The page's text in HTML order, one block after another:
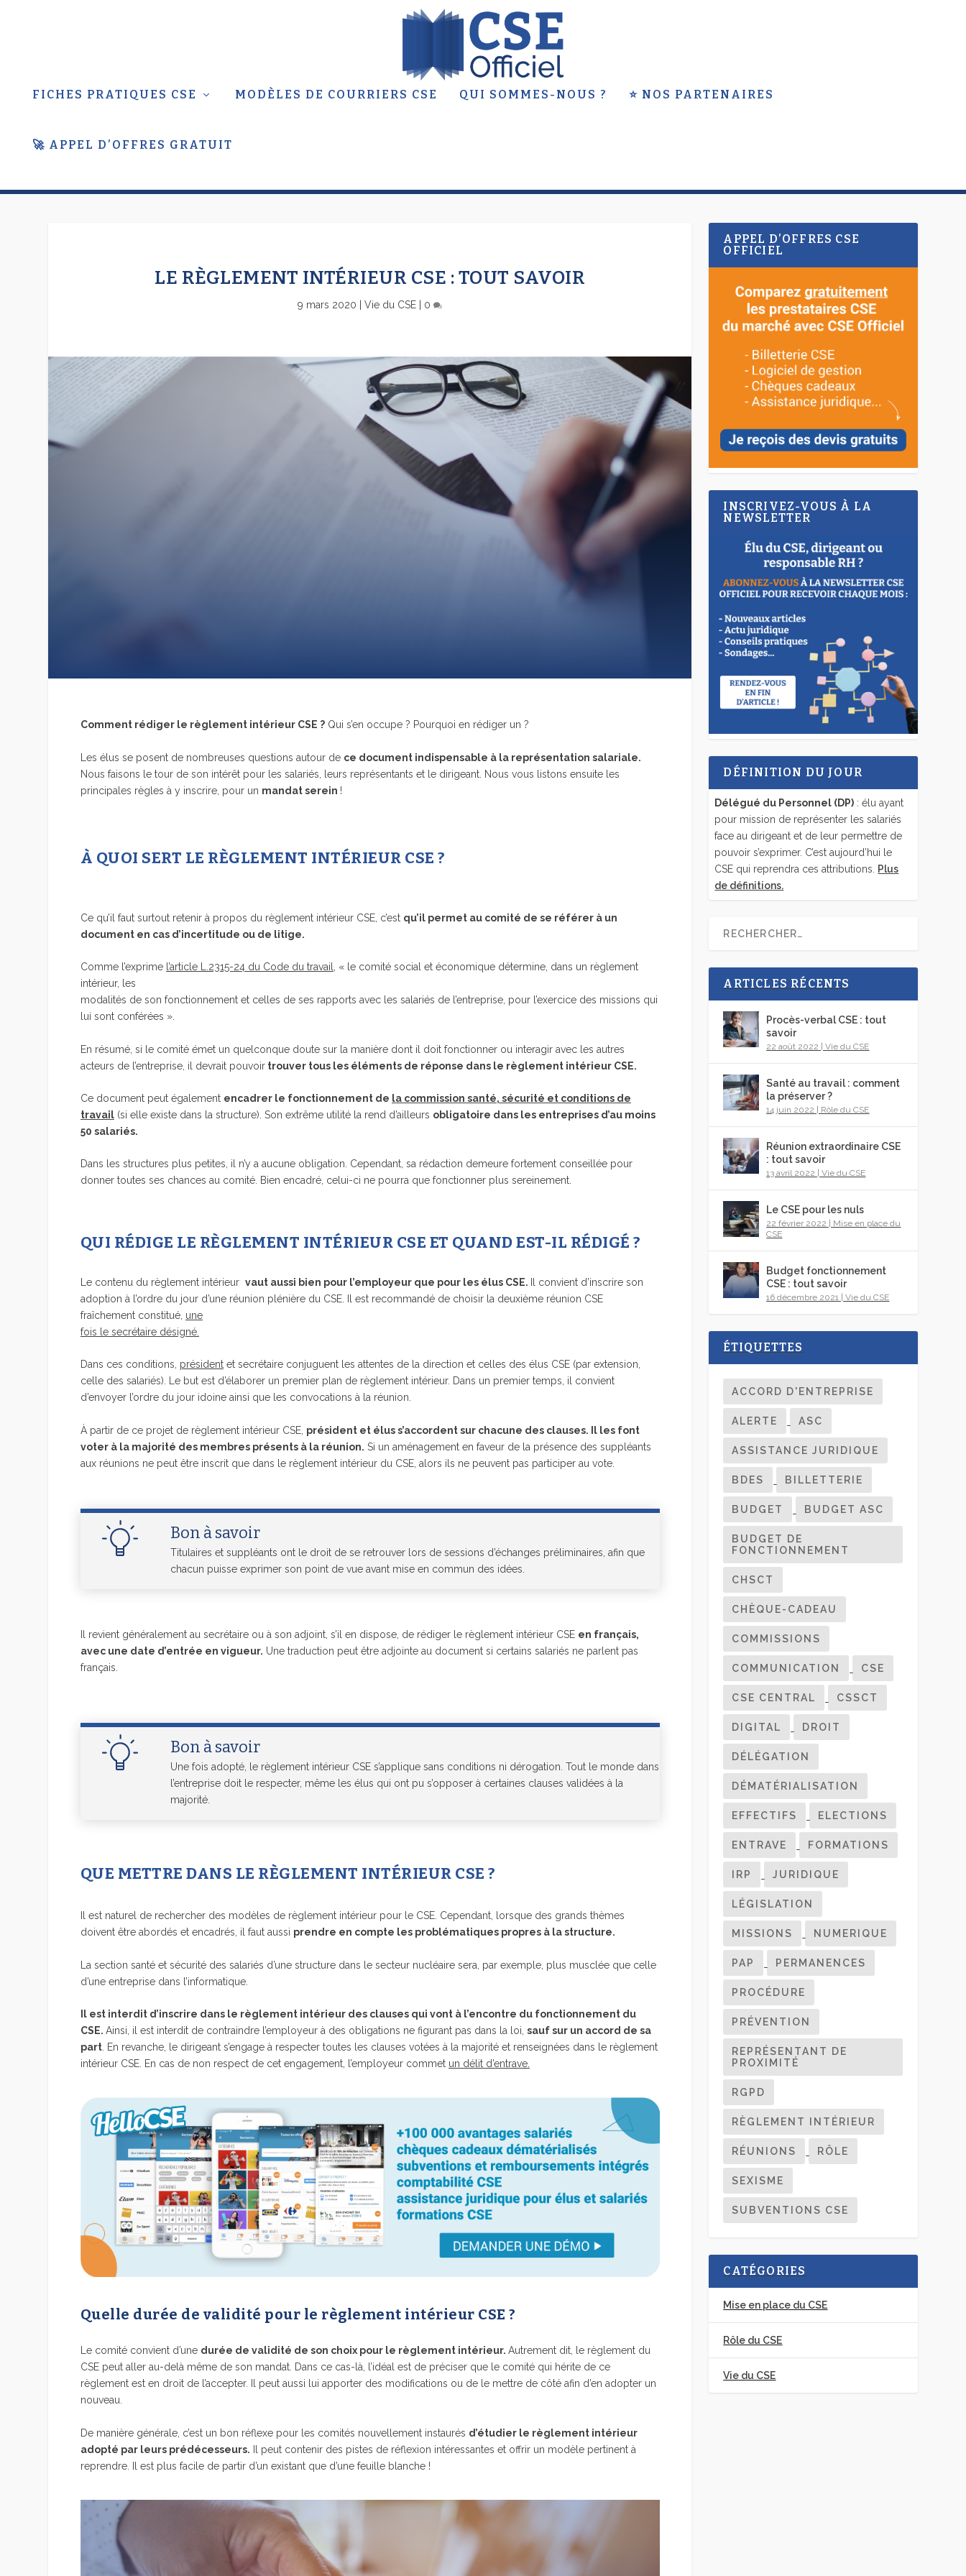
FICHES PRATIQUES CSE MODÈLES DE COURRIERS CSE QUI SOMMES-NOUS ? ⭐ NOS PARTENAIRES
🚀 APPEL D’OFFRES GRATUIT
LE RÈGLEMENT INTÉRIEUR CSE : TOUT SAVOIR
9 mars 2020 |Vie du CSE 0
Comment rédiger le règlement intérieur CSE ?Qui s’en occupe ? Pourquoi en rédiger un ?
Les élus se posent de nombreuses questions autour de ce document indispensable à la représentation salariale.
Nous faisons le tour de son intérêt pour les salariés, leurs représentants et le dirigeant. Nous vous listons ensuite les
principales règles à y inscrire, pour un mandat serein !
À QUOI SERT LE RÈGLEMENT INTÉRIEUR CSE ?
Ce qu’il faut surtout retenir à propos du règlement intérieur CSE, c’est qu’il permet au comité de se référer à un
document en cas d’incertitude ou de litige.
Comme l’exprime l’article L.2315-24 du Code du travail, « le comité social et économique détermine, dans un règlement
intérieur, les
modalités de son fonctionnement et celles de ses rapports avec les salariés de l’entreprise, pour l’exercice des missions qui
lui sont conférées ».
En résumé, si le comité émet un quelconque doute sur la manière dont il doit fonctionner ou interagir avec les autres
acteurs de l’entreprise, il devrait pouvoirtrouver tous les éléments de réponse dans le règlement intérieur CSE.
Ce document peut également encadrer le fonctionnement de la commission santé, sécurité et conditions de
travail(si elle existe dans la structure). Son extrême utilité la rend d’ailleurs obligatoire dans les entreprises d’au moins
50 salariés.
Dans les structures plus petites, il n’y a aucune obligation. Cependant, sa rédaction demeure fortement conseillée pour
donner toutes ses chances au comité. Bien encadré, celui-ci ne pourra que fonctionner plus sereinement.
QUI RÉDIGE LE RÈGLEMENT INTÉRIEUR CSE ET QUAND EST-IL RÉDIGÉ ?
Le contenu du règlement intérieur vaut aussi bien pour l’employeur que pour les élus CSE.
Il convient d’inscrire son
adoption à l’ordre du jour d’une réunion plénière du CSE. Il est recommandé de choisir la deuxième réunion CSE
fraîchement constitué, une
fois le secrétaire désigné.
Dans ces conditions, présidentet secrétaire conjuguent les attentes de la direction et celles des élus CSE (par extension,
celle des salariés). Le but est d’élaborer un premier plan de règlement intérieur. Dans un premier temps, il convient
d’envoyer l’ordre du jour idoine ainsi que les convocations à la réunion.
À partir de ce projet de règlement intérieur CSE, président et élus s’accordent sur chacune des clauses. Il les font
voter à la majorité des membres présents à la réunion. Si un aménagement en faveur de la présence des suppléants
aux réunions ne peut être inscrit que dans le règlement intérieur du CSE, alors ils ne peuvent pas participer au vote.
Bon à savoir
Titulaires et suppléants ont le droit de se retrouver lors de sessions d’échanges préliminaires, afin que
chacun puisse exprimer son point de vue avant mise en commun des idées.
Il revient généralement au secrétaire ou à son adjoint, s’il en dispose, de rédiger le règlement intérieur CSE en français,
avec une date d’entrée en vigueur. Une traduction peut être adjointe au document si certains salariés ne parlent pas
français.
Bon à savoir
Une fois adopté, le règlement intérieur CSE s’applique sans conditions ni dérogation. Tout le monde dans
l’entreprise doit le respecter, même les élus qui ont pu s’opposer à certaines clauses validées à la
majorité.
QUE METTRE DANS LE RÈGLEMENT INTÉRIEUR CSE ?
Il est naturel de rechercher des modèles de règlement intérieur pour le CSE. Cependant, lorsque des grands thèmes
doivent être abordés et encadrés, il faut aussi prendre en compte les problématiques propres à la structure.
La section santé et sécurité des salariés d’une structure dans le secteur nucléaire sera, par exemple, plus musclée que celle
d’une entreprise dans l’informatique.
Il est interdit d’inscrire dans le règlement intérieur des clauses qui vont à l’encontre du fonctionnement du
CSE. Ainsi, il est interdit de contraindre l’employeur à des obligations ne figurant pas dans la loi, sauf sur un accord de sa
part. En revanche, le dirigeant s’engage à respecter toutes les clauses votées à la majorité et renseignées dans le règlement
intérieur CSE. En cas de non respect de cet engagement, l’employeur commet un délit d’entrave.
Quelle durée de validité pour le règlement intérieur CSE ?
Le comité convient d’une durée de validité de son choix pour le règlement intérieur. Autrement dit, le règlement du
CSE peut aller au-delà même de son mandat. Dans ce cas-là, l’idéal est de préciser que le comité qui hérite de ce
règlement est en droit de l’accepter. Il peut aussi lui apporter des modifications ou de le mettre de côté afin d’en adopter un
nouveau.
De manière générale, c’est un bon réflexe pour les comités nouvellement instaurés d’étudier le règlement intérieur
adopté par leurs prédécesseurs. Il peut contenir des pistes de réflexion intéressantes et offrir un modèle pertinent à
reprendre. Il est plus facile de partir d’un existant que d’une feuille blanche !
APPEL D’OFFRES CSE
OFFICIEL
INSCRIVEZ-VOUS À LA
NEWSLETTER
DÉFINITION DU JOUR
Délégué du Personnel (DP) : élu ayant
pour mission de représenter les salariés
face au dirigeant et de leur permettre de
pouvoir s’exprimer. C’est aujourd’hui le
CSE qui reprendra ces attributions. Plus
de définitions.
ARTICLES RÉCENTS
Procès-verbal CSE : tout
savoir
22 août 2022 |Vie du CSE
Santé au travail : comment
la préserver ?
14 juin 2022 Rôle du CSE
Réunion extraordinaire CSE
: tout savoir
13 avril 2022 |Vie du CSE
Le CSE pour les nuls
22 février 2022
Mise en place du
CSE
Budget fonctionnement
CSE : tout savoir
16 décembre 2021 |Vie du CSE
ÉTIQUETTES
ACCORD D'ENTREPRISE
ALERTE ASC
ASSISTANCE JURIDIQUE
BDES BILLETTERIE
BUDGET BUDGET ASC
BUDGET DE
FONCTIONNEMENT
CHSCT
CHÈQUE-CADEAU
COMMISSIONS
COMMUNICATION CSE
CSE CENTRAL CSSCT
DIGITAL DROIT
DÉLÉGATION
DÉMATÉRIALISATION
EFFECTIFS ELECTIONS
ENTRAVE FORMATIONS
IRP JURIDIQUE
LÉGISLATION
MISSIONS NUMERIQUE
PAP PERMANENCES
PROCÉDURE
PRÉVENTION
REPRÉSENTANT DE
PROXIMITÉ
RGPD
RÈGLEMENT INTÉRIEUR
RÉUNIONS RÔLE
SEXISME
SUBVENTIONS CSE
CATÉGORIES
Mise en place du CSE
Rôle du CSE
Vie du CSE